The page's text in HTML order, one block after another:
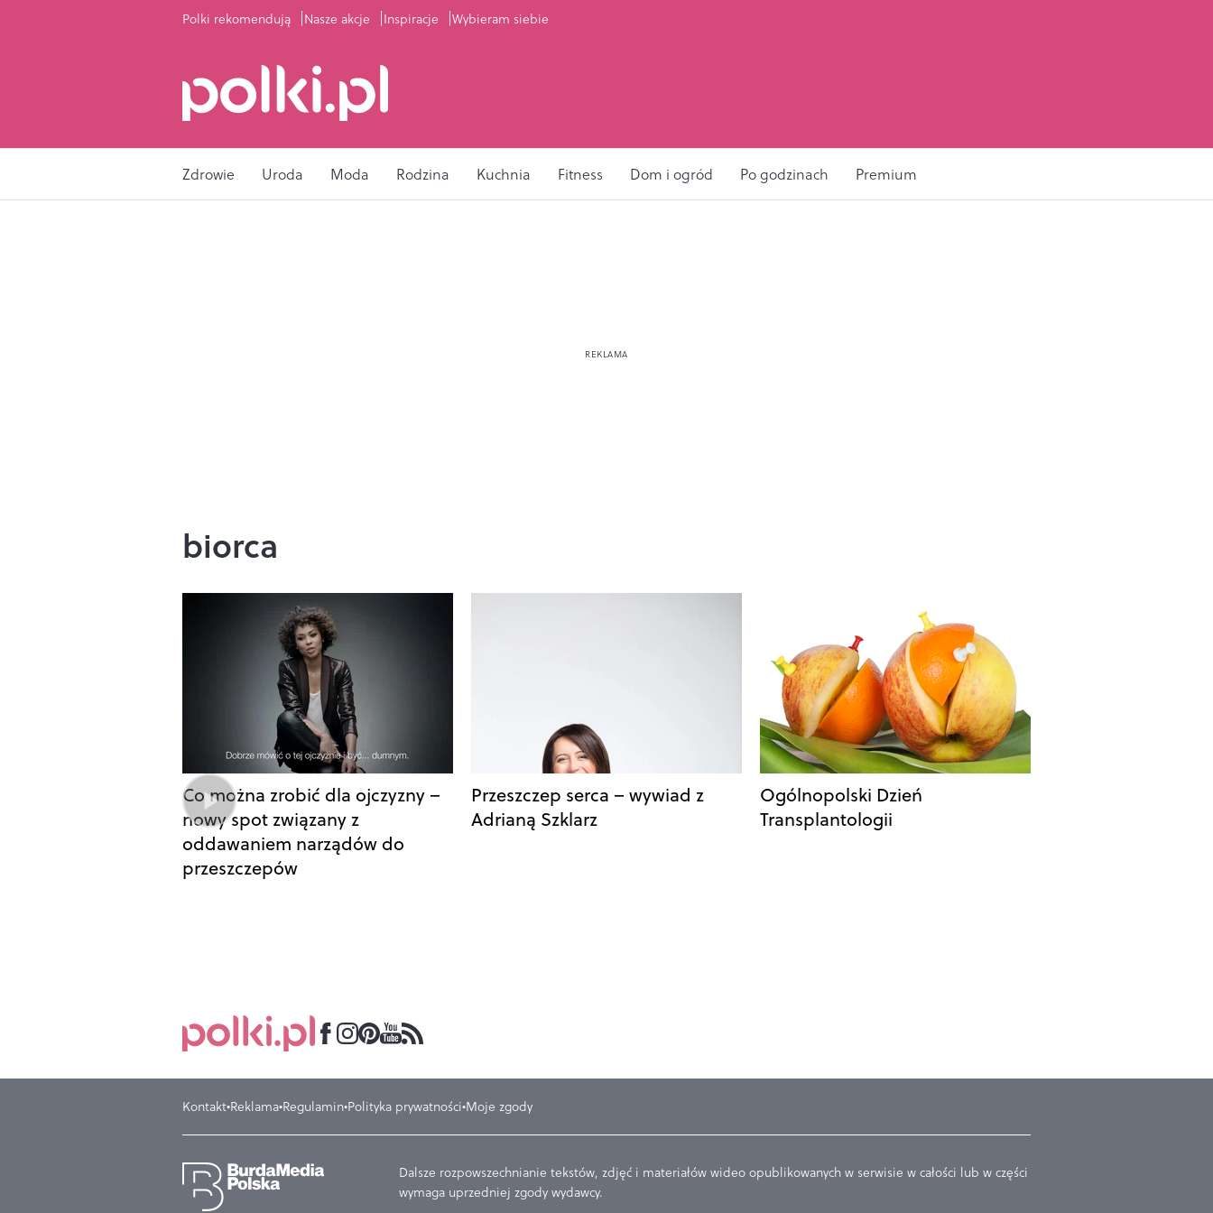
Polki rekomendują Nasze akcje Inspiracje Wybieram siebie
Zdrowie Uroda Moda Rodzina Kuchnia Fitness Dom i ogród Po godzinach Premium
biorca
Co można zrobić dla ojczyzny –
nowy spot związany z
oddawaniem narządów do
przeszczepów
Przeszczep serca – wywiad z
Adrianą Szklarz
Ogólnopolski Dzień
Transplantologii
Kontakt Reklama Regulamin Polityka prywatności Moje zgody
Dalsze rozpowszechnianie tekstów, zdjęć i materiałów wideo opublikowanych w serwisie w całości lub w części
wymaga uprzedniej zgody wydawcy.